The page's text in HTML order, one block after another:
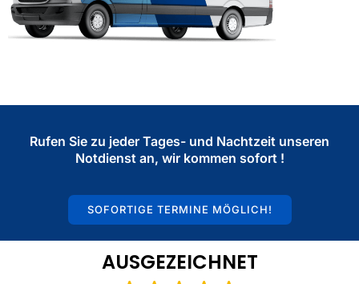
Rufen Sie zu jeder Tages- und Nachtzeit unseren
Notdienst an, wir kommen sofort !
SOFORTIGE TERMINE MÖGLICH!
AUSGEZEICHNET